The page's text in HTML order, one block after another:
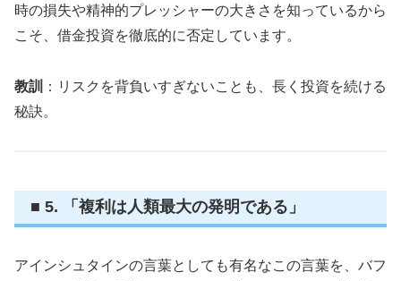
時の損失や精神的プレッシャーの大きさを知っているから
こそ、借金投資を徹底的に否定しています。
教訓
：リスクを背負いすぎないことも、長く投資を続ける
秘訣。
■ 5. 「複利は人類最大の発明である」
アインシュタインの言葉としても有名なこの言葉を、バフ